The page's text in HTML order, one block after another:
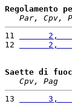
Regolamento
Par, Cpv,
11
2,
12
2,
Saette di
Cpv, Pag
13
3,